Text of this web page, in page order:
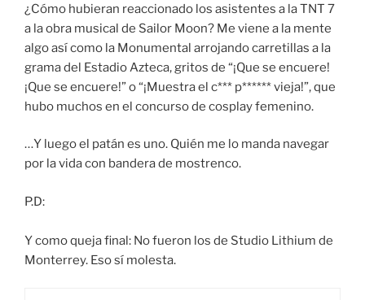
¿Cómo hubieran reaccionado los asistentes a la TNT 7
a la obra musical de Sailor Moon? Me viene a la mente
algo así como la Monumental arrojando carretillas a la
grama del Estadio Azteca, gritos de “¡Que se encuere!
¡Que se encuere!” o “¡Muestra el c*** p****** vieja!”, que
hubo muchos en el concurso de cosplay femenino.
…Y luego el patán es uno. Quién me lo manda navegar
por la vida con bandera de mostrenco.
P.D:
Y como queja final: No fueron los de Studio Lithium de
Monterrey. Eso sí molesta.